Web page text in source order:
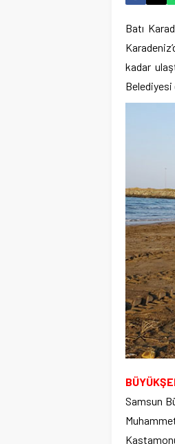
Batı
kadar
Belediyesi
Samsun